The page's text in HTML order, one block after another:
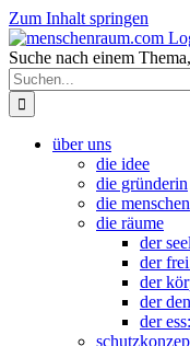
Zum Inhalt springen
Suche nach einem
über uns
die idee
die gründerin
die menschen
die räume
der
der
der
der
der